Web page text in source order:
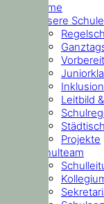
Home
Unsere Schule
Inklusion
Leitbild
Projekte
Schulteam